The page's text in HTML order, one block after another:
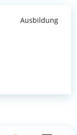
Ausbildung